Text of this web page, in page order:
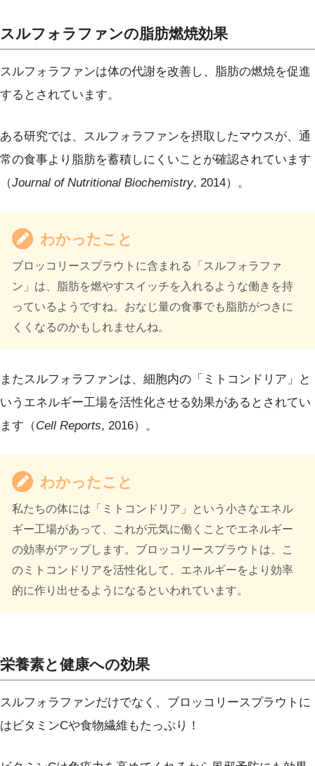
スルフォラファンの脂肪燃焼効果
スルフォラファンは体の代謝を改善し、脂肪の燃焼を促進
するとされています。
ある研究では、スルフォラファンを摂取したマウスが、通
常の食事より脂肪を蓄積しにくいことが確認されています
（Journal of Nutritional Biochemistry, 2014）。
わかったこと
ブロッコリースプラウトに含まれる「スルフォラファ
ン」は、脂肪を燃やすスイッチを入れるような働きを持
っているようですね。おなじ量の食事でも脂肪がつきに
くくなるのかもしれませんね。
またスルフォラファンは、細胞内の「ミトコンドリア」と
いうエネルギー工場を活性化させる効果があるとされてい
ます（Cell Reports, 2016）。
わかったこと
私たちの体には「ミトコンドリア」という小さなエネル
ギー工場があって、これが元気に働くことでエネルギー
の効率がアップします。ブロッコリースプラウトは、こ
のミトコンドリアを活性化して、エネルギーをより効率
的に作り出せるようになるといわれています。
栄養素と健康への効果
スルフォラファンだけでなく、ブロッコリースプラウトに
はビタミンCや食物繊維もたっぷり！